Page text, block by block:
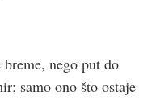
nego put do
samo ono što ostaje